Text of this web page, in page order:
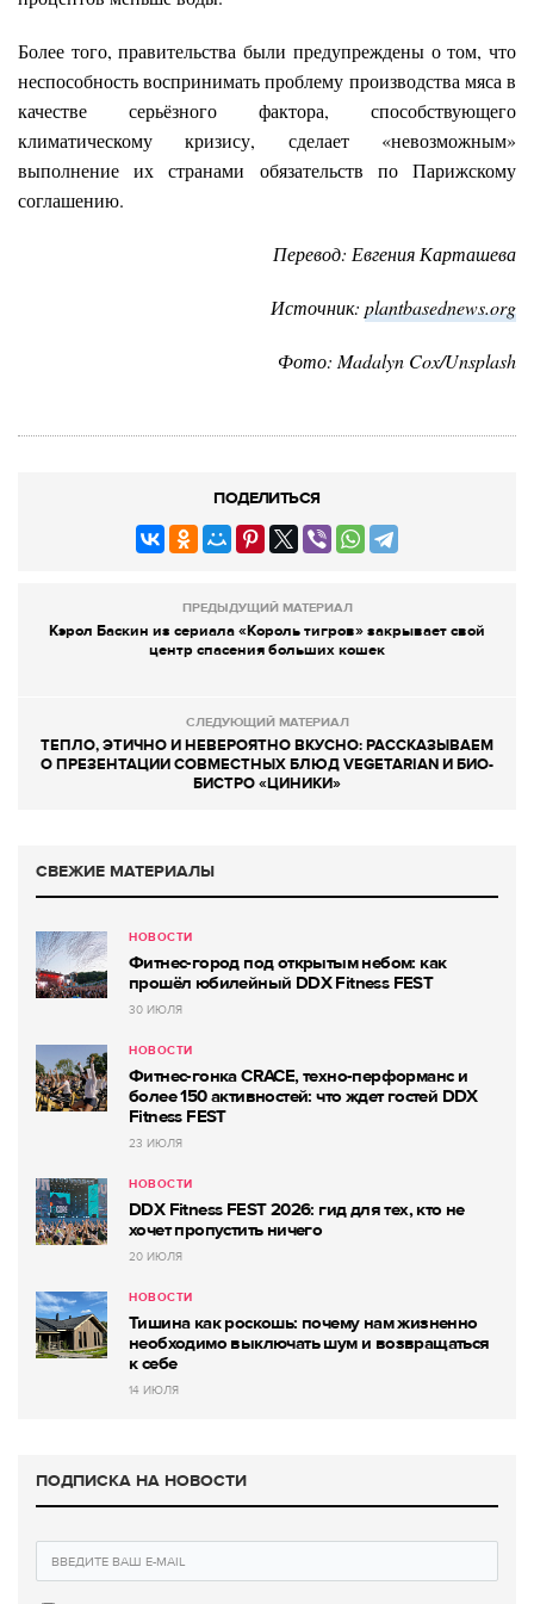
Более того, правительства были предупреждены о том, что
неспособность воспринимать проблему производства мяса в
качестве серьёзного фактора, способствующего
климатическому кризису, сделает «невозможным»
выполнение их странами обязательств по Парижскому
соглашению.
Перевод: Евгения Карташева
Источник: plantbasednews.org
Фото: Madalyn Cox/Unsplash
ПОДЕЛИТЬСЯ
ПРЕДЫДУЩИЙ МАТЕРИАЛ
Кэрол Баскин из сериала «Король тигров» закрывает свой
центр спасения больших кошек
СЛЕДУЮЩИЙ МАТЕРИАЛ
ТЕПЛО, ЭТИЧНО И НЕВЕРОЯТНО ВКУСНО: РАССКАЗЫВАЕМ
О ПРЕЗЕНТАЦИИ СОВМЕСТНЫХ БЛЮД VEGETARIAN И БИО-
БИСТРО «ЦИНИКИ»
СВЕЖИЕ МАТЕРИАЛЫ
НОВОСТИ
Фитнес-город под открытым небом: как
прошёл юбилейный DDX Fitness FEST
30 ИЮЛЯ
НОВОСТИ
Фитнес-гонка CRACE, техно-перформанс и
более 150 активностей: что ждет гостей DDX
Fitness FEST
23 ИЮЛЯ
НОВОСТИ
DDX Fitness FEST 2026: гид для тех, кто не
хочет пропустить ничего
20 ИЮЛЯ
НОВОСТИ
Тишина как роскошь: почему нам жизненно
необходимо выключать шум и возвращаться
к себе
14 ИЮЛЯ
ПОДПИСКА НА НОВОСТИ